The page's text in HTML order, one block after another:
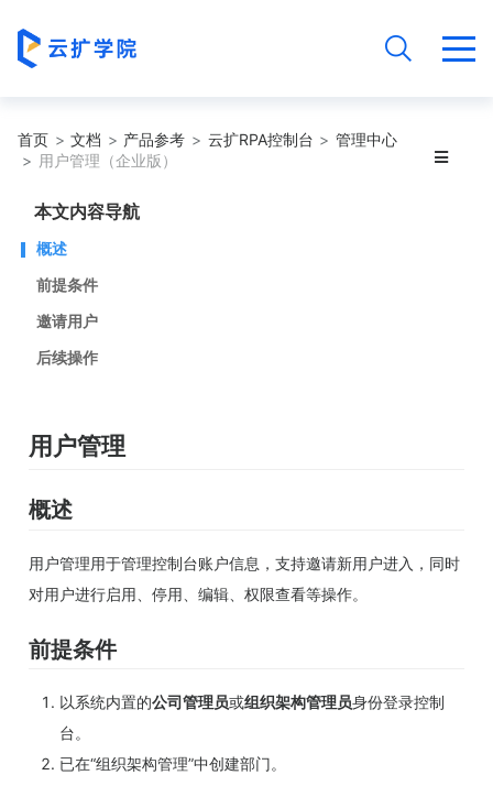
首页 文档 产品参考 云扩RPA控制台
管理中心
用户管理（企业版）
本文内容导航
概述
前提条件
邀请用户
后续操作
用户管理
概述
用户管理用于管理控制台账户信息，支持邀请新用户进入，同时
对用户进行启用、停用、编辑、权限查看等操作。
前提条件
以系统内置的公司管理员或组织架构管理员身份登录控制
台。
已在“组织架构管理”中创建部门。